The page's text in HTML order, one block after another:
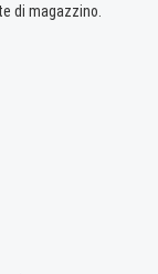
di magazzino.